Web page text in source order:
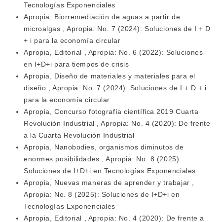
Tecnologías Exponenciales
Apropia, Biorremediación de aguas a partir de
microalgas
,Apropia: No. 7 (2024): Soluciones de I + D
+ i para la economía circular
Apropia, Editorial
Apropia: No. 6 (2022): Soluciones
en I+D+i para tiempos de crisis
Apropia, Diseño de materiales y materiales para el
diseño
,Apropia: No. 7 (2024): Soluciones de I + D + i
para la economía circular
Apropia,Concurso fotografía científica 2019 Cuarta
Revolución Industrial
,Apropia: No. 4 (2020): De frente
a la Cuarta Revolución Industrial
Apropia, Nanobodies, organismos diminutos de
enormes posibilidades
,Apropia: No. 8 (2025):
Soluciones de I+D+i en Tecnologías Exponenciales
Apropia, Nuevas maneras de aprender y trabajar
Apropia: No. 8 (2025): Soluciones de I+D+i en
Tecnologías Exponenciales
Apropia, Editorial Apropia: No. 4 (2020): De frente a